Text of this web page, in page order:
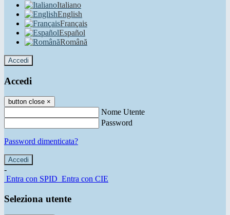
Italiano
English
Français
Español
Română
Accedi
Accedi
button close ×
Nome Utente
Password
Password dimenticata?
-
Entra con SPID Entra con CIE
Seleziona utente